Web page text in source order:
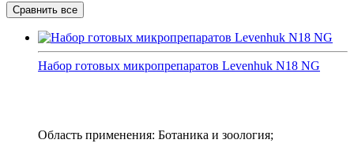
Набор готовых микропрепаратов Levenhuk N18 NG
Область применения: Ботаника и зоология;